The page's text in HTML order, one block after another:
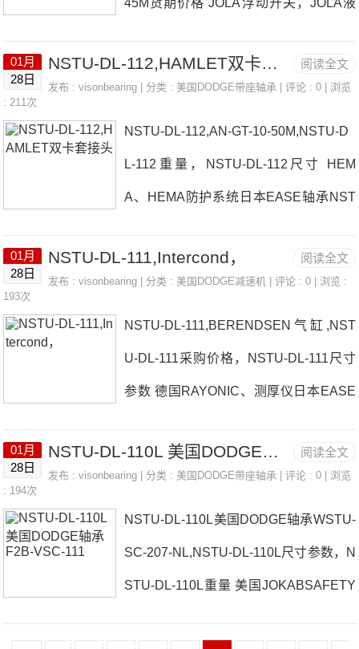
价格,NSTU-DL-115采购 热销型号推
ZANASI小字符喷码机WAXMaschinenba
5价格,NSTU-DL-1
热卖ENTRELEC接线端子VOITH、VOIT
格抢新NIPPONGEAR升降机BENDER
绝缘监视仪IRDH575B1-435日本EASE
轴承NSTU-DL-45M参数NSTU-DL-45M
荐：NSTU-DL-45M， ，热销品牌推
L-45MNSTU-DL-45M价格,NSTU-DL-45
阅读全文
01月
28日
NSTU-DL-112,HAMLET双卡套接头
发布 :visonbearing | 分类 :美国DODGE带座轴承 | 评论 : 0 | 浏览
: 211次
NSTU-DL-112,AN-GT-10-50M,NSTU-D
L-112重量，NSTU-DL-112尺寸 HEM
A、HEMA防护系统日本EASE轴承NST
EG日本EASE轴承NSTU-DL-112价格IMI
X电容传感器日本EASE轴承NSTU-DL-1
12参数NSTU-DL-112价格,NSTU-DL-11
2采购 热销型号推荐：NSTU-DL-11
特卖TECSIS传感器NSTU-DL-112NSTU
DL-112价格,NSTU-DL-11
阅读全文
01月
28日
NSTU-DL-111,Intercond，
发布 :visonbearing | 分类 :美国DODGE减速机 | 评论 : 0 | 浏览 :
193次
NSTU-DL-111,BERENDSEN气缸,NST
U-DL-111采购价格，NSTU-DL-111尺寸
参数 德国RAYONIC、测厚仪日本EASE
国ELBE联轴器日本EASE轴承NSTU-DL
日本EASE轴承NSTU-DL-111参数NSTU
-DL-111价格,NSTU-DL-111采购 热销型
号推荐：NSTU-DL-111， ，热销品牌推
阅读全文
01月
28日
NSTU-DL-110L 美国DODGE轴承 F2B-VSC-111
发布 :visonbearing | 分类 :美国DODGE带座轴承 | 评论 : 0 | 浏览
: 194次
NSTU-DL-110L美国DODGE轴承WSTU-
SC-207-NL,NSTU-DL-110L尺寸参数，N
STU-DL-110L重量 美国JOKABSAFETY